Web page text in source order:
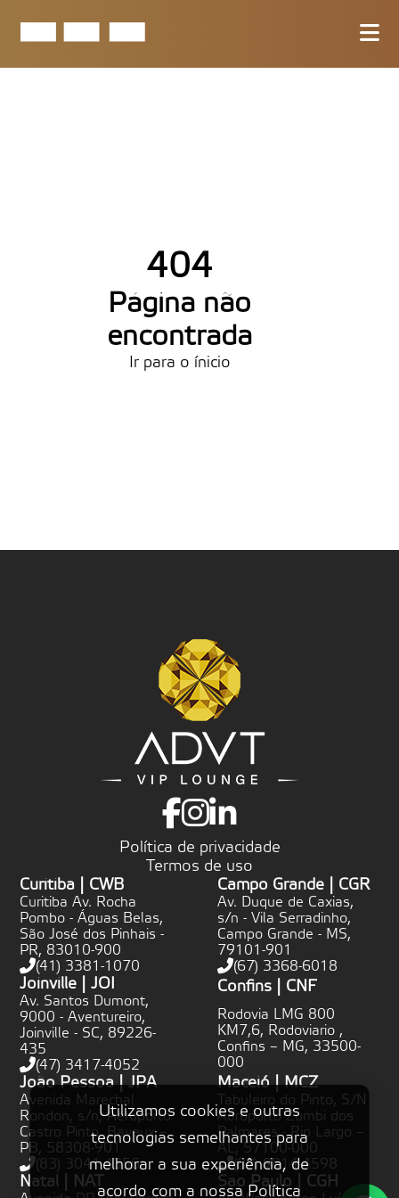
404
Página não
encontrada
Ir para o ínicio
Política de privacidade
Termos de uso
Curitiba | CWB
Curitiba Av. Rocha
Pombo - Águas Belas,
São José dos Pinhais -
PR, 83010-900
(41) 3381-1070
Campo Grande | CGR
Av. Duque de Caxias,
s/n - Vila Serradinho,
Campo Grande - MS,
79101-901
(67) 3368-6018
Joinville | JOI
Av. Santos Dumont,
9000 - Aventureiro,
Joinville - SC, 89226-
435
(47) 3417-4052
Confins | CNF
Rodovia LMG 800
KM7,6, Rodoviario ,
Confins – MG, 33500-
000
João Pessoa | JPA
Avenida Marechal
Rondon, s/n, Aeroporto
Castro Pinto, Bayeux –
PB, 58308-901
(83) 3041-4356
Maceió | MCZ
Tabuleiro do Pinto, S/N
Aeroporto Zumbi dos
Palmares - Rio Largo –
AL, 57100-000
(82) 9814-4598
Natal | NAT São Paulo | CGH
Utilizamos cookies e outras
tecnologias semelhantes para
melhorar a sua experiência, de
acordo com a nossa Política